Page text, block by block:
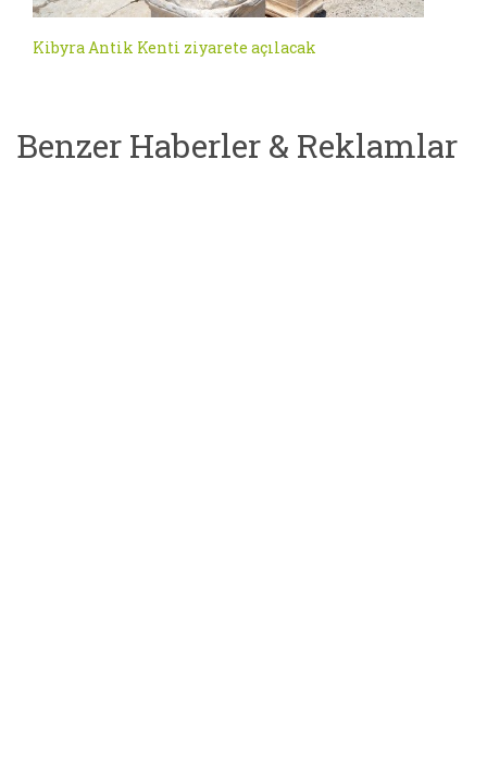
Kibyra Antik Kenti ziyarete açılacak
Benzer Haberler & Reklamlar